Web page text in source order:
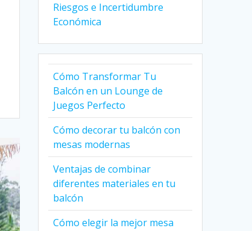
Riesgos e Incertidumbre
Económica
Cómo Transformar Tu
Balcón en un Lounge de
Juegos Perfecto
Cómo decorar tu balcón con
mesas modernas
Ventajas de combinar
diferentes materiales en tu
balcón
Cómo elegir la mejor mesa